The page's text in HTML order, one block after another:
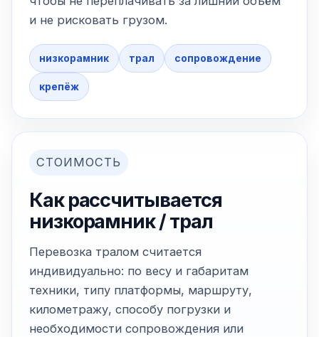
и не рисковать грузом.
низкорамник трал сопровождение
крепёж
СТОИМОСТЬ
Как рассчитывается
низкорамник / трал
Перевозка тралом считается
индивидуально: по весу и габаритам
техники, типу платформы, маршруту,
километражу, способу погрузки и
необходимости сопровождения или